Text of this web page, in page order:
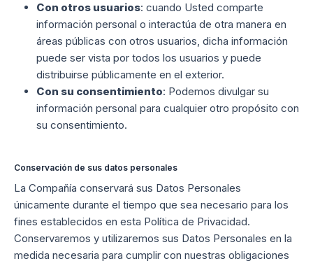
Con otros usuarios: cuando Usted comparte
información personal o interactúa de otra manera en
áreas públicas con otros usuarios, dicha información
puede ser vista por todos los usuarios y puede
distribuirse públicamente en el exterior.
Con su consentimiento: Podemos divulgar su
información personal para cualquier otro propósito con
su consentimiento.
Conservación de sus datos personales
La Compañía conservará sus Datos Personales
únicamente durante el tiempo que sea necesario para los
fines establecidos en esta Política de Privacidad.
Conservaremos y utilizaremos sus Datos Personales en la
medida necesaria para cumplir con nuestras obligaciones